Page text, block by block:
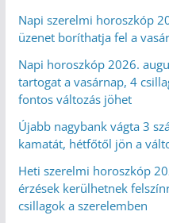
Napi szerelmi horoszkóp
üzenet boríthatja fel a
Napi horoszkóp 2026.
tartogat a vasárnap, 4
fontos változás jöhet
Újabb nagybank vágta 3
kamatát, hétfőtől jön a
Heti szerelmi horoszkóp
érzések kerülhetnek
csillagok a szerelemben